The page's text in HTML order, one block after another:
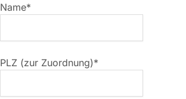
Name*
PLZ (zur Zuordnung)*